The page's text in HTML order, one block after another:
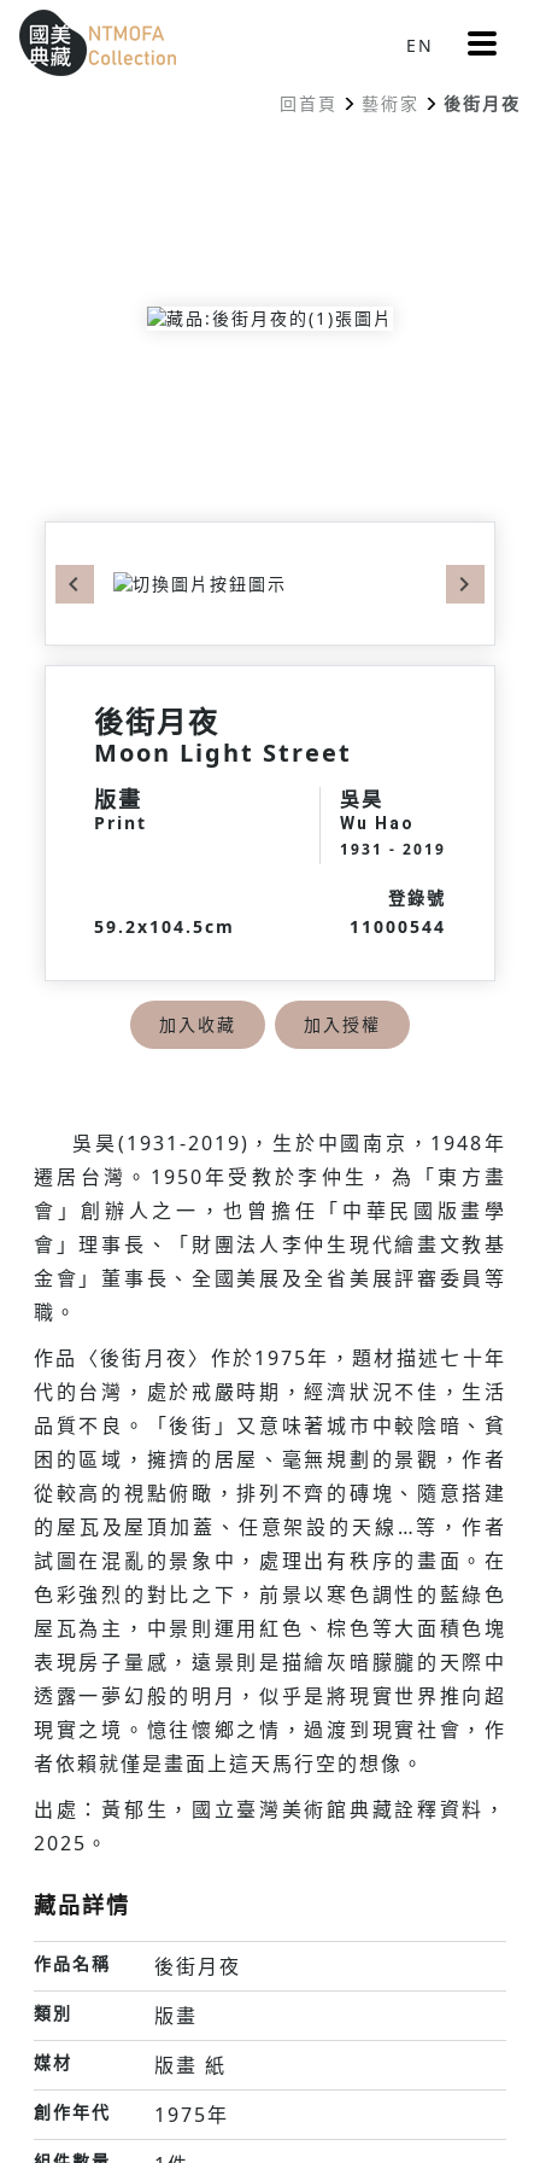
跳到中間主要內容區
網站導覽
::: EN 更
多
單
回首頁 藝術家 後街月夜
後街月夜
Moon Light Street
版畫
Print
吳昊
Wu Hao
1931 - 2019
59.2x104.5cm
登錄號
11000544
加入收藏 加入授權
吳昊(1931-2019)，生於中國南京，1948年
遷居台灣。1950年受教於李仲生，為「東方畫
會」創辦人之一，也曾擔任「中華民國版畫學
會」理事長、「財團法人李仲生現代繪畫文教基
金會」董事長、全國美展及全省美展評審委員等
職。
作品〈後街月夜〉作於1975年，題材描述七十年
代的台灣，處於戒嚴時期，經濟狀況不佳，生活
品質不良。「後街」又意味著城市中較陰暗、貧
困的區域，擁擠的居屋、毫無規劃的景觀，作者
從較高的視點俯瞰，排列不齊的磚塊、隨意搭建
的屋瓦及屋頂加蓋、任意架設的天線…等，作者
試圖在混亂的景象中，處理出有秩序的畫面。在
色彩強烈的對比之下，前景以寒色調性的藍綠色
屋瓦為主，中景則運用紅色、棕色等大面積色塊
表現房子量感，遠景則是描繪灰暗朦朧的天際中
透露一夢幻般的明月，似乎是將現實世界推向超
現實之境。憶往懷鄉之情，過渡到現實社會，作
者依賴就僅是畫面上這天馬行空的想像。
出處：黃郁生，國立臺灣美術館典藏詮釋資料，
2025。
藏品詳情
作品名稱 後街月夜
類別 版畫
媒材 版畫 紙
創作年代 1975年